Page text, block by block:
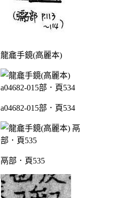
龍龕手鏡(高麗本)
a04682-015部．頁534
鬲部．頁535